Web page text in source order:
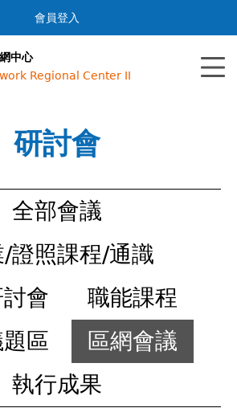
Jump to navigation
會員登入
中心
Regional Center II
研討會
全部會議
證照課程/通識
會
職能課程
區
區網會議
執行成果